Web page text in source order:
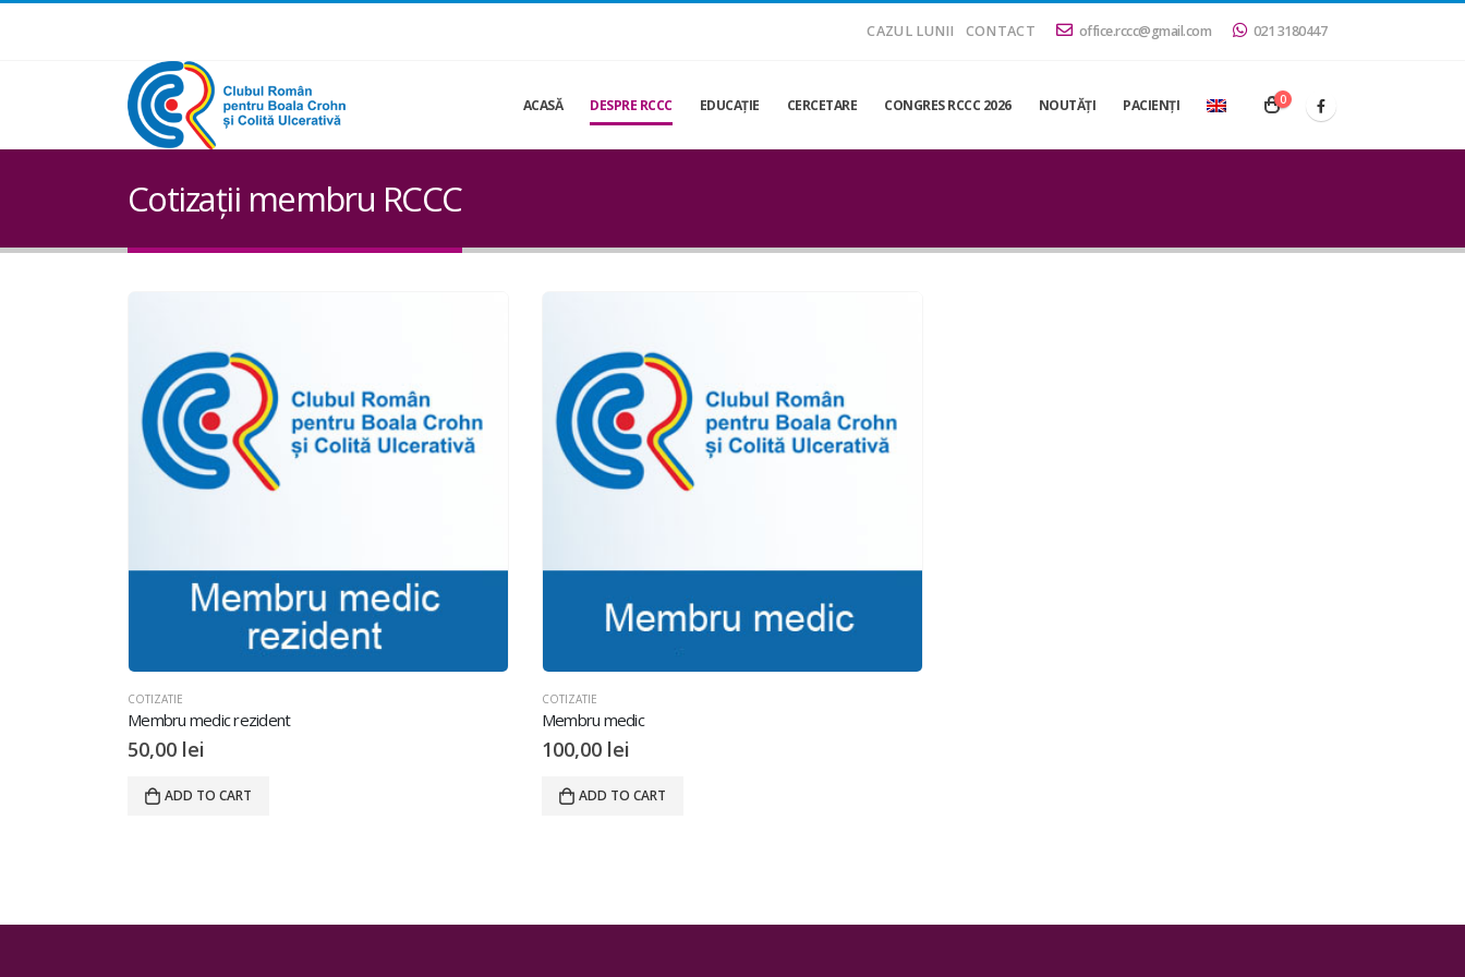
CAZUL LUNII CONTACT office.rccc@gmail.com 021 3180447
ACASĂ DESPRE RCCC EDUCAŢIE CERCETARE CONGRES RCCC 2026 NOUTĂŢI PACIENŢI 0
Cotizații membru RCCC
COTIZATIE
Membru medic rezident
50,00 lei
ADD TO CART
COTIZATIE
Membru medic
100,00 lei
ADD TO CART